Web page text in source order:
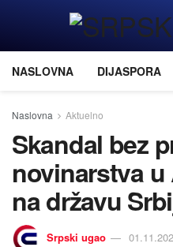
NASLOVNA DIJASPORA
Naslovna Aktuelno
Skandal bez
novinarstva
na državu
Srpski ugao